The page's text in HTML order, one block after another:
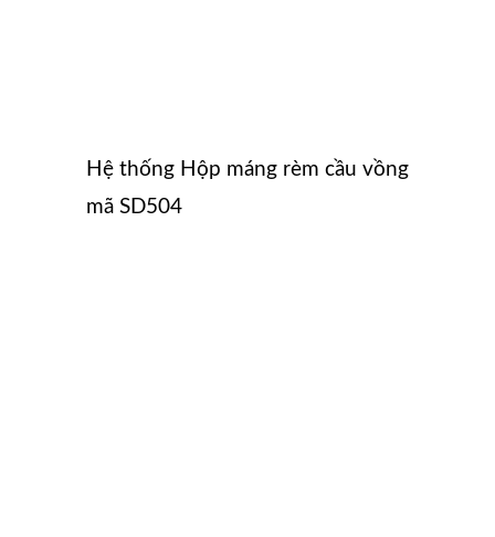
Hệ thống Hộp máng rèm cầu vồng
mã SD504